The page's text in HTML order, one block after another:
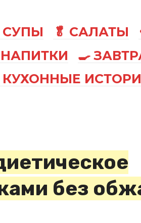
СУПЫ 🥬 САЛАТЫ
НАПИТКИ
🍳
КУХОННЫЕ
без